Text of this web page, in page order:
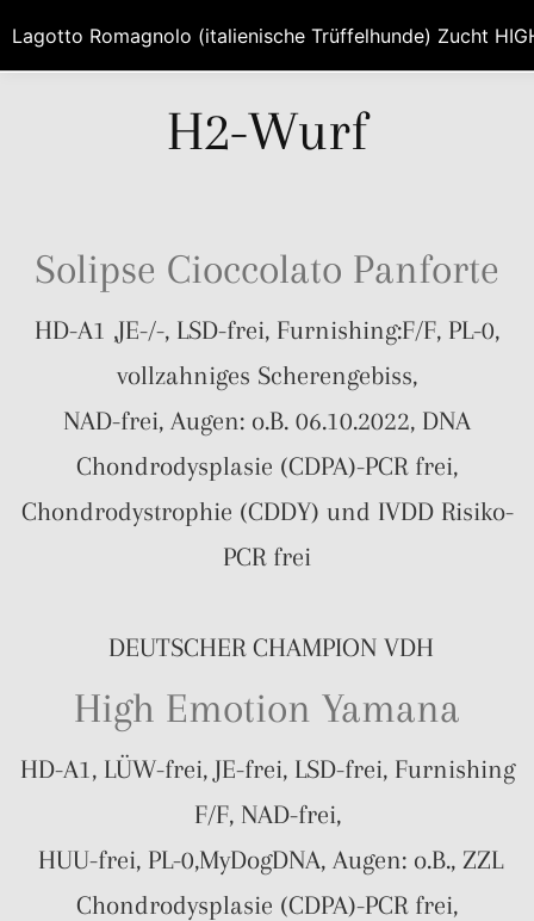
H2-Wurf
Solipse Cioccolato Panforte
HD-A1 ,JE-/-, LSD-frei, Furnishing:F/F, PL-0,
vollzahniges Scherengebiss,
NAD-frei, Augen: o.B. 06.10.2022, DNA
Chondrodysplasie (CDPA)-PCR frei,
Chondrodystrophie (CDDY) und IVDD Risiko-
PCR frei
DEUTSCHER CHAMPION VDH
High Emotion Yamana
HD-A1, LÜW-frei, JE-frei, LSD-frei, Furnishing
F/F, NAD-frei,
HUU-frei, PL-0,MyDogDNA, Augen: o.B., ZZL
Chondrodysplasie (CDPA)-PCR frei,
Lagotto Romagnolo (italienische Trüffelhunde) Zucht